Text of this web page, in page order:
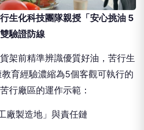
生化科技團隊親授「安心挑油 5
驗證防線
架前精準辨識優質好油，苦行生
育經驗濃縮為5個客觀可執行的
行廠區的運作示範：
廠製造地」與責任鏈